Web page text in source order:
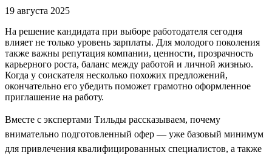
19 августа 2025
На решение кандидата при выборе работодателя сегодня
влияет не только уровень зарплаты. Для молодого поколения
также важны репутация компании, ценности, прозрачность
карьерного роста, баланс между работой и личной жизнью.
Когда у соискателя несколько похожих предложений,
окончательно его убедить поможет грамотно оформленное
приглашение на работу.
Вместе с экспертами Тильды рассказываем, почему
внимательно подготовленный офер — уже базовый минимум
для привлечения квалифицированных специалистов, а также